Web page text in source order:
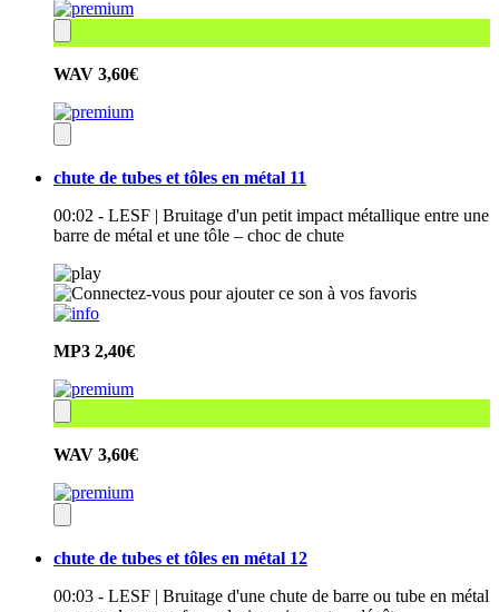
WAV 3,60€
chute de tubes et tôles en métal 11
00:02 - LESF | Bruitage d'un petit impact métallique entre une
barre de métal et une tôle – choc de chute
MP3 2,40€
WAV 3,60€
chute de tubes et tôles en métal 12
00:03 - LESF | Bruitage d'une chute de barre ou tube en métal